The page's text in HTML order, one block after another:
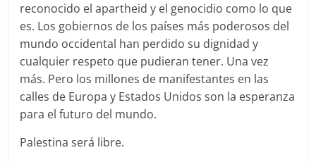
reconocido el apartheid y el genocidio como lo que
es. Los gobiernos de los países más poderosos del
mundo occidental han perdido su dignidad y
cualquier respeto que pudieran tener. Una vez
más. Pero los millones de manifestantes en las
calles de Europa y Estados Unidos son la esperanza
para el futuro del mundo.
Palestina será libre.